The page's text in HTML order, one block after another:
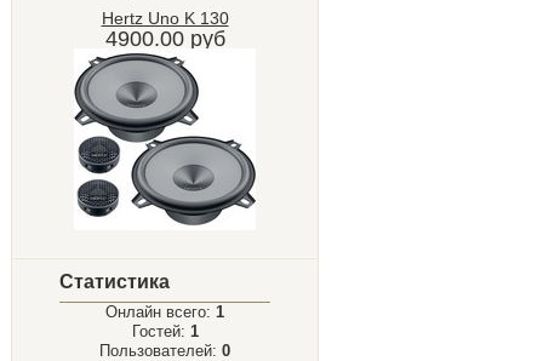
Hertz Uno K 130
4900.00 руб
Статистика
Онлайн всего: 1
Гостей: 1
Пользователей: 0